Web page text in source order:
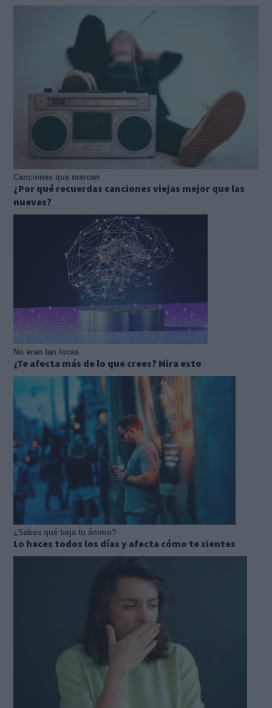
Canciones que marcan
¿Por qué recuerdas canciones viejas mejor que las
nuevas?
No eran tan locas
¿Te afecta más de lo que crees? Mira esto
¿Sabes qué baja tu ánimo?
Lo haces todos los días y afecta cómo te sientes